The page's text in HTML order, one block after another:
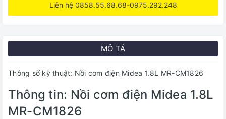
Liên hệ 0858.55.68.68-0975.292.248
MÔ TẢ
Thông số kỹ thuật: Nồi cơm điện Midea 1.8L MR-CM1826
Thông tin: Nồi cơm điện Midea 1.8L
MR-CM1826